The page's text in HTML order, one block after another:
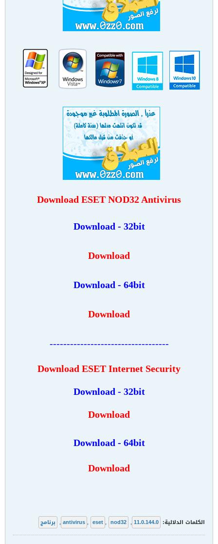
Download ESET NOD32 Antivirus
Download - 32bit
Download
Download - 64bit
Download
-----------------------------------
Download ESET Internet Security
Download - 32bit
Download
Download - 64bit
Download
الكلمات الدلالية: 11.0.144.0
,
antivirus , eset , nod32
, برنامج